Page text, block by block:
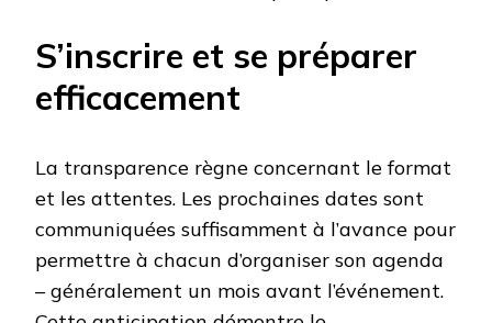
S’inscrire et se préparer
efficacement
La transparence règne concernant le format
et les attentes. Les prochaines dates sont
communiquées suffisamment à l’avance pour
permettre à chacun d’organiser son agenda
– généralement un mois avant l’événement.